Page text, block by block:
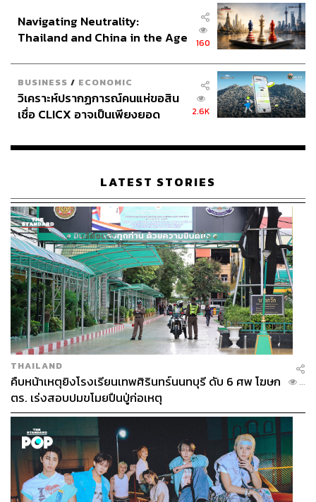
Navigating Neutrality:
Thailand and China in the Age
160
BUSINESS / ECONOMIC
วิเคราะห์ปรากฏการณ์คนแห่ขอสิน
เชื่อ CLICX อาจเป็นเพียงยอด
เรือนไทยที่ถูกซุกไว้
2.6K
LATEST STORIES
THAILAND
คืบหน้าเหตุยิงโรงเรียนเทพศิรินทร์นนทบุรี ดับ 6 ศพ โฆษก
ตร. เร่งสอบปมขโมยปืนปู่ก่อเหตุ
...